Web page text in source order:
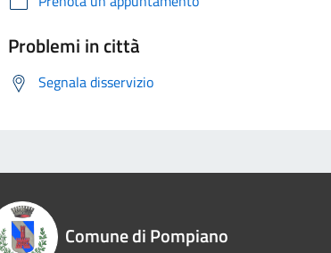
Problemi in città
Segnala disservizio
Comune di Pompiano